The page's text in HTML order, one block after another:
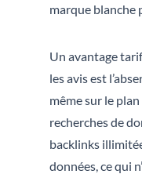
marque blanche
Un avantage
les avis est
même sur le
recherches de
backlinks
données, ce qui